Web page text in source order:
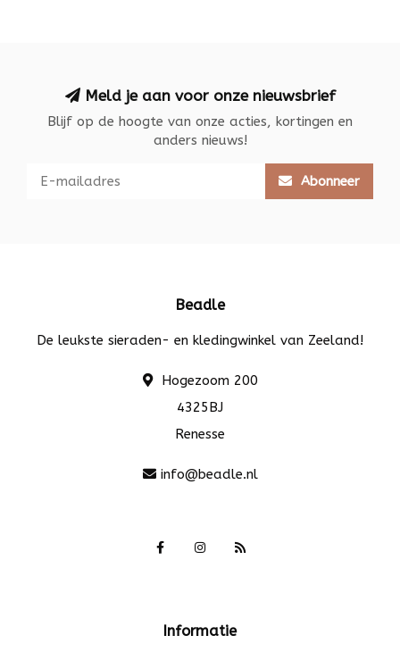
Meld je aan voor onze nieuwsbrief
Blijf op de hoogte van onze acties, kortingen en
anders nieuws!
Abonneer
Beadle
De leukste sieraden- en kledingwinkel van Zeeland!
Hogezoom 200
4325BJ
Renesse
info@beadle.nl
Informatie